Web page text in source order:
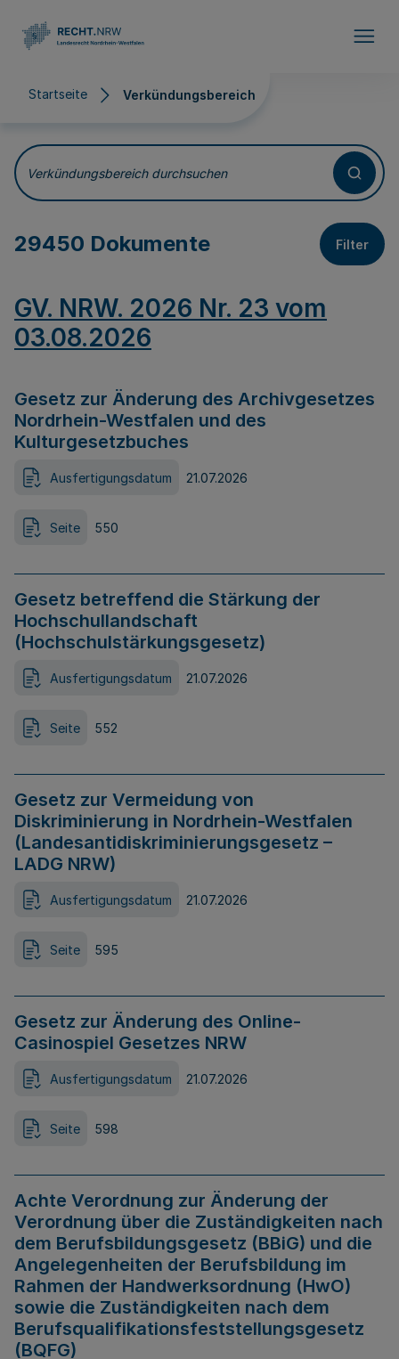
Startseite Verkündungsbereich
Verkündungsbereich
Verkündungsbereich durchsuchen
29450 Dokumente Filter
GV. NRW. 2026 Nr. 23 vom
03.08.2026
Gesetz zur Änderung des Archivgesetzes
Nordrhein-Westfalen und des
Kulturgesetzbuches
Ausfertigungsdatum 21.07.2026
Seite 550
Gesetz betreffend die Stärkung der
Hochschullandschaft
(Hochschulstärkungsgesetz)
Ausfertigungsdatum 21.07.2026
Seite 552
Gesetz zur Vermeidung von
Diskriminierung in Nordrhein-Westfalen
(Landesantidiskriminierungsgesetz –
LADG NRW)
Ausfertigungsdatum 21.07.2026
Seite 595
Gesetz zur Änderung des Online-
Casinospiel Gesetzes NRW
Ausfertigungsdatum 21.07.2026
Seite 598
Achte Verordnung zur Änderung der
Verordnung über die Zuständigkeiten nach
dem Berufsbildungsgesetz (BBiG) und die
Angelegenheiten der Berufsbildung im
Rahmen der Handwerksordnung (HwO)
sowie die Zuständigkeiten nach dem
Berufsqualifikationsfeststellungsgesetz
(BQFG)